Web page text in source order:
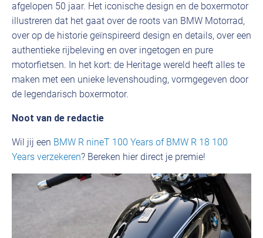
afgelopen 50 jaar. Het iconische design en de boxermotor
illustreren dat het gaat over de roots van BMW Motorrad,
over op de historie geïnspireerd design en details, over een
authentieke rijbeleving en over ingetogen en pure
motorfietsen. In het kort: de Heritage wereld heeft alles te
maken met een unieke levenshouding, vormgegeven door
de legendarisch boxermotor.
Noot van de redactie
Wil jij een BMW R nineT 100 Years of BMW R 18 100
Years verzekeren? Bereken hier direct je premie!